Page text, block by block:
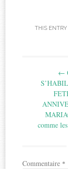
THIS
←
comme
Commentaire *